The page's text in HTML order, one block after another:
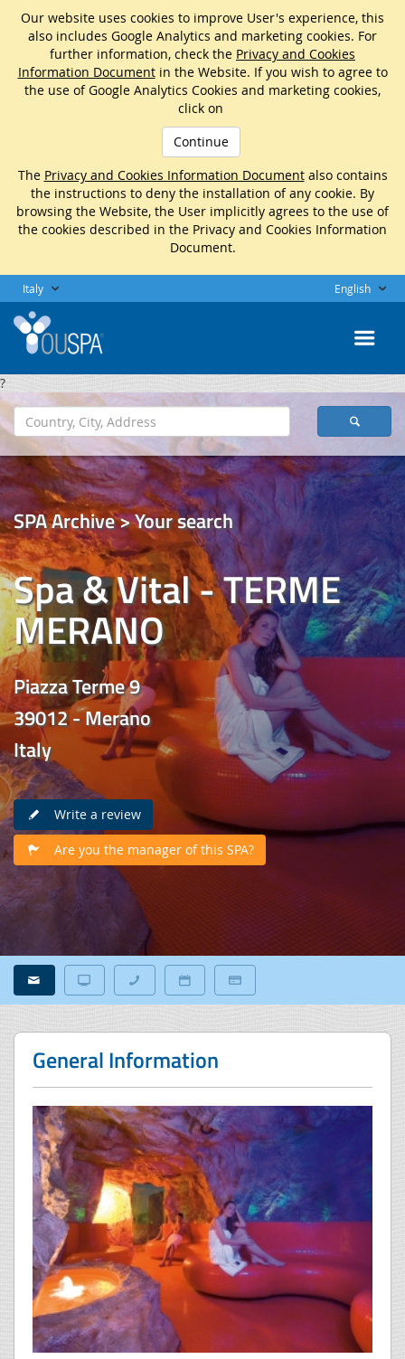
Our website uses cookies to improve User's experience, this
also includes Google Analytics and marketing cookies. For
further information, check the Privacy and Cookies
Information Documentin the Website. If you wish to agree to
the use of Google Analytics Cookies and marketing cookies,
click on
Continue
The Privacy and Cookies Information Documentalso contains
the instructions to deny the installation of any cookie. By
browsing the Website, the User implicitly agrees to the use of
the cookies described in the Privacy and Cookies Information
Document.
Italy English
?
SPA Archive > Your search
Spa & Vital - TERME
MERANO
Piazza Terme 9
39012 - Merano
Italy
Write a review
Are you the manager of this SPA?
General Information